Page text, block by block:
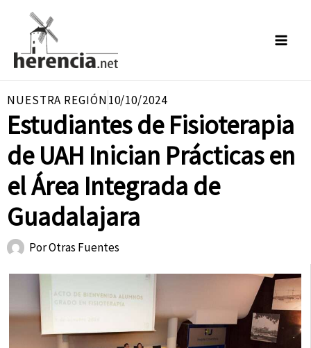
contenido
NUESTRA REGIÓN10/10/2024
Estudiantes de Fisioterapia
de UAH Inician Prácticas en
el Área Integrada de
Guadalajara
PorOtras Fuentes